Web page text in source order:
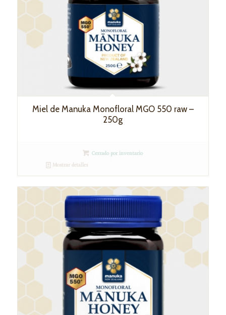
Miel de Manuka Monofloral MGO 550 raw –
250g
Cerrado por inventario
Mostrar detalles